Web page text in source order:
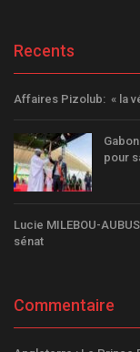
Recents
Affaires Pizolub: « la
pour
Lucie MILEBOU-
sénat
Commentaire